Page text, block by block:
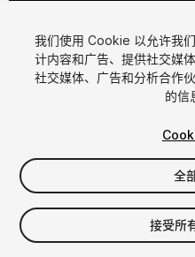
$4.99
增值税将在结算时计算
我们使用 Cookie 以允许我
计内容和广告、提供社交媒
社交媒体、广告和分析合作
的信
全
接受所